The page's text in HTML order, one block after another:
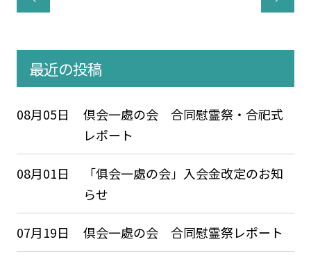
最近の投稿
08月05日
倶会一處の会 合同慰霊祭・合祀式
レポート
08月01日
「俱会一處の会」入会金改定のお知
らせ
07月19日 倶会一處の会 合同慰霊祭レポート